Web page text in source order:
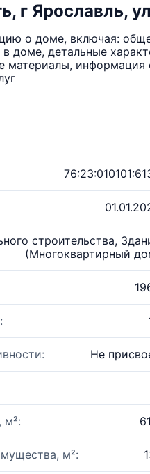
г Ярославль,
о доме, включая:
доме, детальные
материалы,
строительства,
(Многоквартирный
Не
м²:
м²: